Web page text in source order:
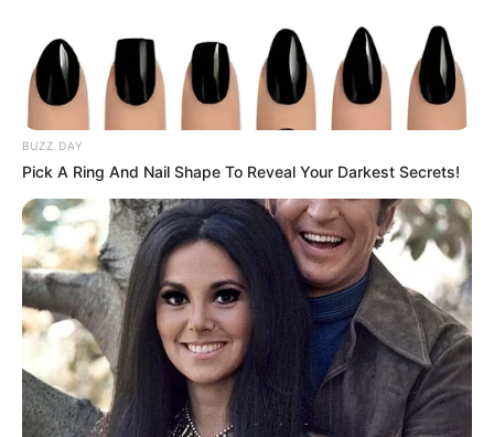
BUZZ DAY
Pick A Ring And Nail Shape To Reveal Your Darkest Secrets!